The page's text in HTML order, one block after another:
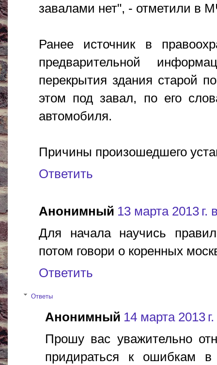
завалами нет", - отметили в
Ранее источник в
предварительной
перекрытия здания старой
этом под завал, по его
автомобиля.
Причины произошедшего
Ответить
Анонимный 13 марта 2013 г.
Для начала научись
потом говори о коренных
Ответить
Ответы
Анонимный 14 марта 2013
Прошу вас уважительно
придираться к ошибкам в